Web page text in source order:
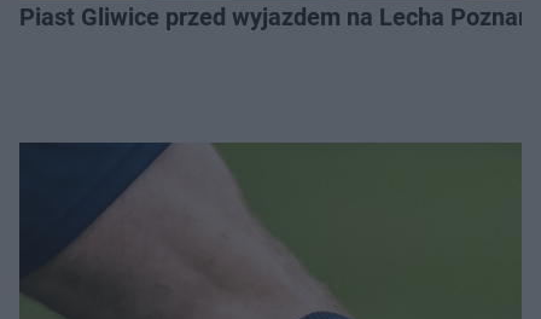
Piast Gliwice przed wyjazdem na Lecha